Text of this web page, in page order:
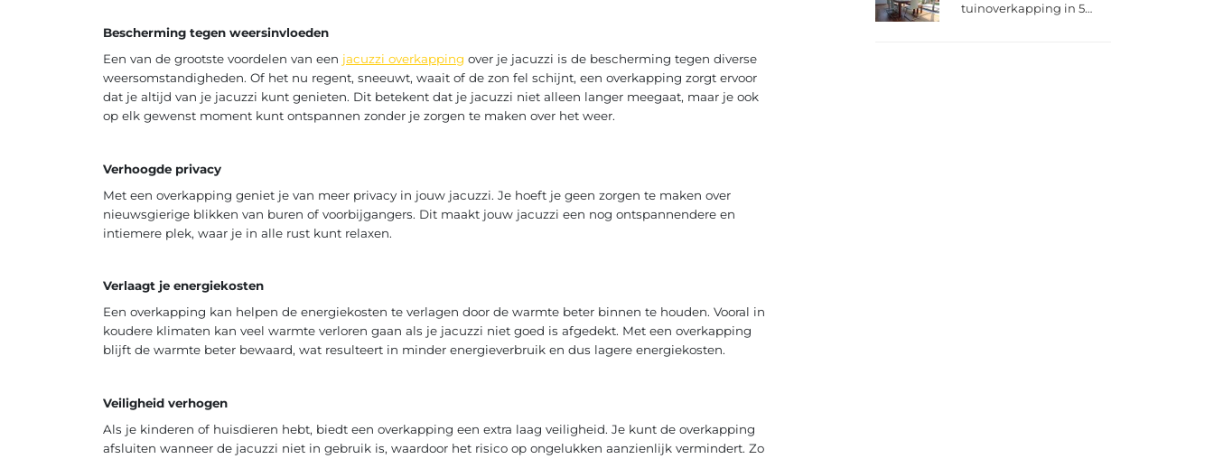
Bescherming tegen weersinvloeden
Een van de grootste voordelen van een jacuzzi overkapping over je jacuzzi is de bescherming tegen diverse
weersomstandigheden. Of het nu regent, sneeuwt, waait of de zon fel schijnt, een overkapping zorgt ervoor
dat je altijd van je jacuzzi kunt genieten. Dit betekent dat je jacuzzi niet alleen langer meegaat, maar je ook
op elk gewenst moment kunt ontspannen zonder je zorgen te maken over het weer.
Verhoogde privacy
Met een overkapping geniet je van meer privacy in jouw jacuzzi. Je hoeft je geen zorgen te maken over
nieuwsgierige blikken van buren of voorbijgangers. Dit maakt jouw jacuzzi een nog ontspannendere en
intiemere plek, waar je in alle rust kunt relaxen.
Verlaagt je energiekosten
Een overkapping kan helpen de energiekosten te verlagen door de warmte beter binnen te houden. Vooral in
koudere klimaten kan veel warmte verloren gaan als je jacuzzi niet goed is afgedekt. Met een overkapping
blijft de warmte beter bewaard, wat resulteert in minder energieverbruik en dus lagere energiekosten.
Veiligheid verhogen
Als je kinderen of huisdieren hebt, biedt een overkapping een extra laag veiligheid. Je kunt de overkapping
afsluiten wanneer de jacuzzi niet in gebruik is, waardoor het risico op ongelukken aanzienlijk vermindert. Zo
tuinoverkapping in 5